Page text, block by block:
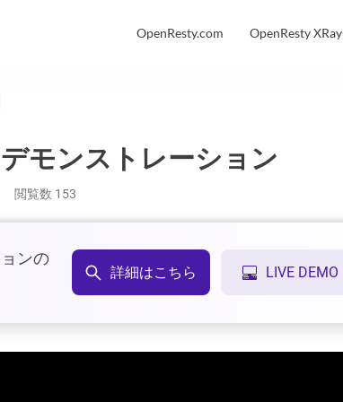
OpenResty.com OpenResty XRay
モンストレーション
閲覧数 153
ンの
詳細はこちら LIVE DEMO